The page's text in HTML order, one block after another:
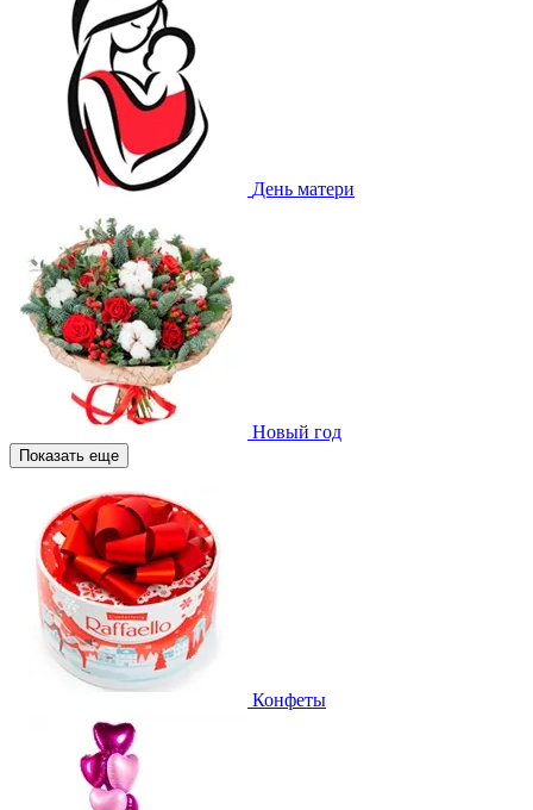
День матери
Новый год
Показать еще
Конфеты